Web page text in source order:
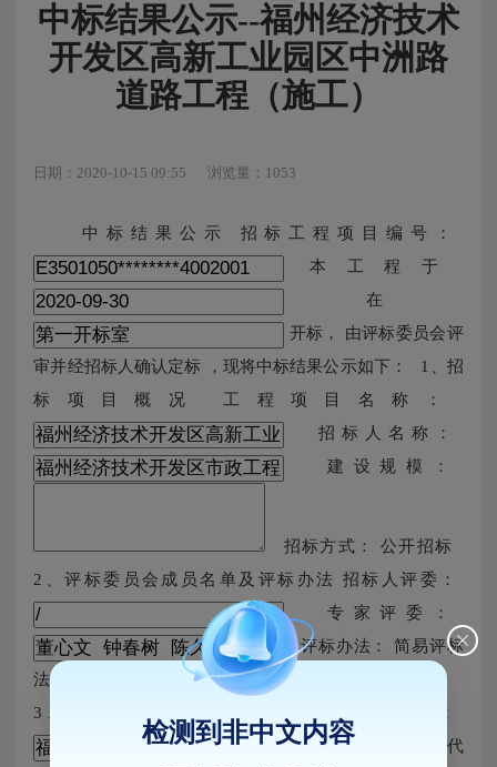
中标结果公示--福州经济技术
开发区高新工业园区中洲路
道路工程（施工）
日期：2020-10-15 09:55 浏览量：1053
中标结果公示 招标工程项目编号：
本工程于
在
开标， 由评标委员会评
审并经招标人确认定标 ，现将中标结果公示如下： 1、招
标项目概况 工程项目名称：
招标人名称：
建设规模：
招标方式： 公开招标
2、评标委员会成员名单及评标办法 招标人评委：
专家评委：
评标办法： 简易评标
法
3、中标人及其投标文件相关内容 中标人名称：
中标人组织机构代
检测到非中文内容